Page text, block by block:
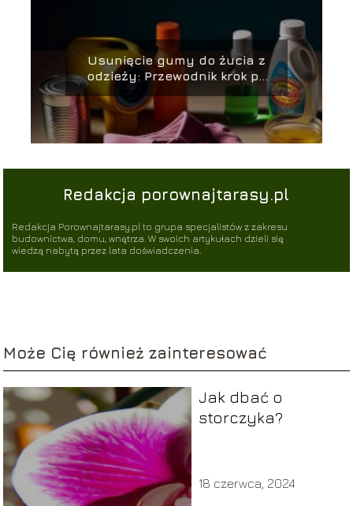
Usunięcie gumy do żucia z
odzieży: Przewodnik krok po
Redakcja porownajtarasy.pl
Redakcja Porownajtarasy.pl to grupa specjalistów z zakresu
budownictwa, domu, wnętrza. W swoich artykułach dzieli się
wiedzą nabytą przez lata doświadczenia.
Może Cię również zainteresować
Jak dbać o
storczyka?
18 czerwca, 2024